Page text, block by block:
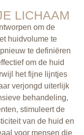
LICHAAM
om de
huidvolume te
te definiëren
om de huid
het fijne lijntjes
verjongd uiterlijk
behandeling,
stimuleert de
van de huid en
voor mensen die